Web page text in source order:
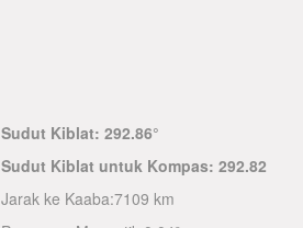
Sudut Kiblat: 292.86°
Sudut Kiblat untuk Kompas: 292.82
Jarak ke Kaaba:7109 km